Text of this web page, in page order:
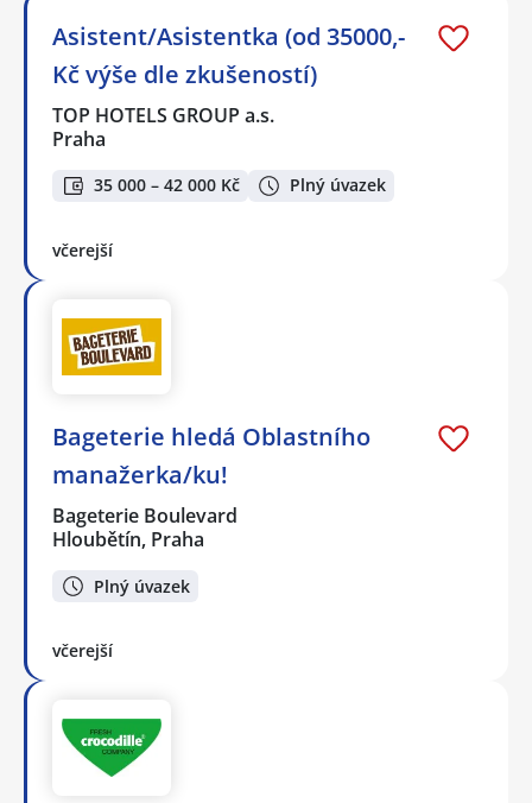
Asistent/Asistentka (od 35000,-
Kč výše dle zkušeností)
TOP HOTELS GROUP a.s.
Praha
35 000 – 42 000 Kč Plný úvazek
včerejší
Bageterie hledá Oblastního
manažerka/ku!
Bageterie Boulevard
Hloubětín, Praha
Plný úvazek
včerejší